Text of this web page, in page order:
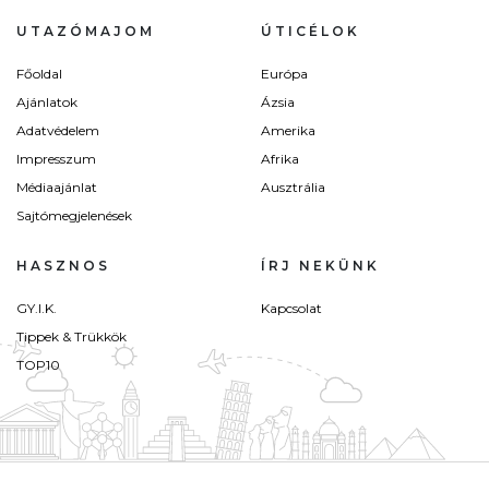
UTAZÓMAJOM
Főoldal
Ajánlatok
Adatvédelem
Impresszum
Médiaajánlat
Sajtómegjelenések
ÚTICÉLOK
Európa
Ázsia
Amerika
Afrika
Ausztrália
HASZNOS
GY.I.K.
Tippek & Trükkök
TOP10
ÍRJ NEKÜNK
Kapcsolat